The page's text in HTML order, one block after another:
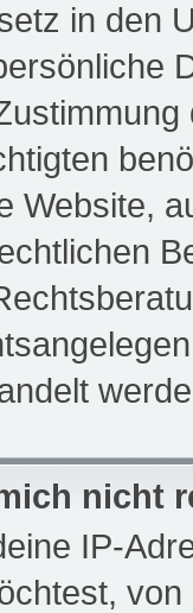
in den
Website,
nicht
IP-